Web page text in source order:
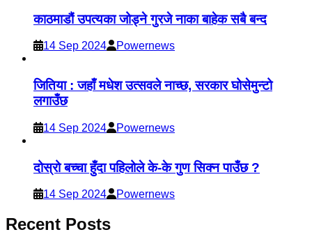
काठमाडौं उपत्यका जोड्ने गुरजे नाका बाहेक सबै बन्द
14 Sep 2024 Powernews
जितिया : जहाँ मधेश उत्सवले नाच्छ, सरकार घोसेमुन्टो
लगाउँछ
14 Sep 2024 Powernews
दोस्रो बच्चा हुँदा पहिलोले के-के गुण सिक्न पाउँछ ?
14 Sep 2024 Powernews
Recent Posts